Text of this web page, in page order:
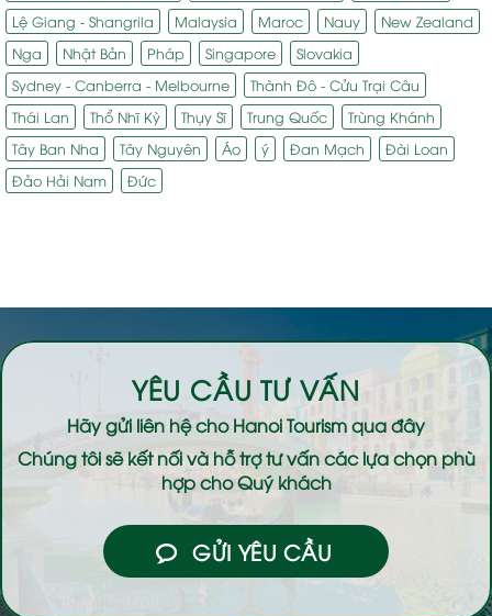
Lệ Giang - Shangrila
Malaysia Maroc Nauy
New Zealand
Nga
Nhật Bản Pháp Singapore
Slovakia
Sydney - Canberra - Melbourne
Thành Đô - Cửu Trại Câu
Thái Lan
Thổ Nhĩ Kỳ Thụy Sĩ Trung Quốc
Trùng Khánh
Tây Ban Nha
Tây Nguyên Áo ý Đan Mạch
Đài Loan
Đảo Hải Nam
Đức
YÊU CẦU TƯ VẤN
Hãy gửi liên hệ choHanoi Tourismqua đây
Chúng tôi sẽ kết nối và hỗ trợ tư vấn các lựa chọn phù
hợp cho Quý khách
GỬI YÊU CẦU